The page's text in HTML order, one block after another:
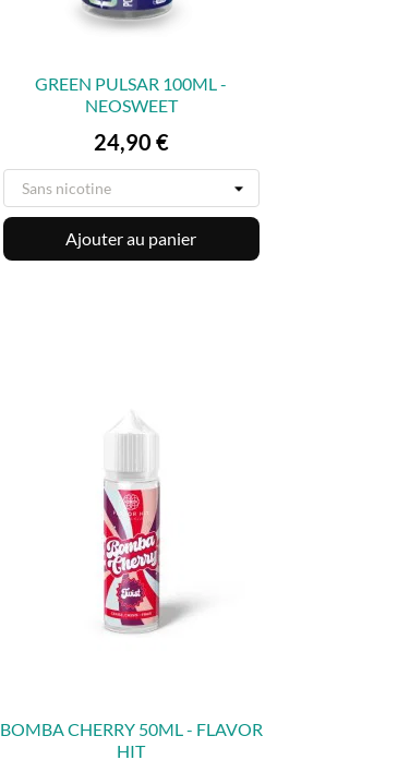
APERÇU RAPIDE
GREEN PULSAR 100ML -
NEOSWEET
Prix
24,90 €
Ajouter au panier
APERÇU RAPIDE
BOMBA CHERRY 50ML - FLAVOR
HIT